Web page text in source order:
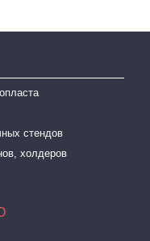
стендов
холдеров